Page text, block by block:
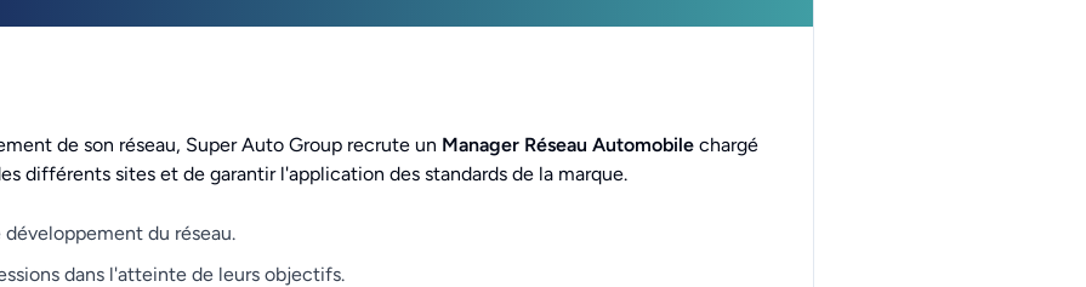
de son réseau, Super Auto Group recrute un Manager Réseau Automobile chargé
différents sites et de garantir l'application des standards de la marque.
du réseau.
dans l'atteinte de leurs objectifs.